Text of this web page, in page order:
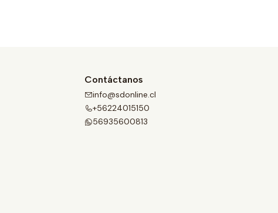
Contáctanos
info@sdonline.cl
+56224015150
56935600813